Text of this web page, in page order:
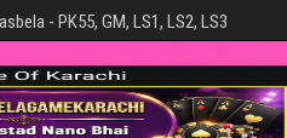
- PK55, GM, LS1, LS2, LS3